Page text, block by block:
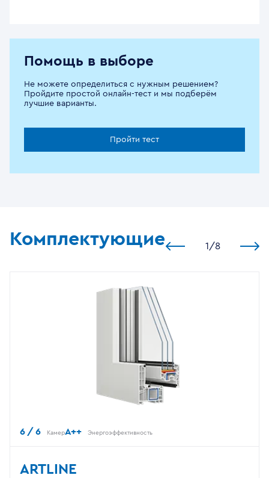
Помощь в выборе
Не можете определиться с нужным решением?
Пройдите простой онлайн-тест и мы подберём
лучшие варианты.
Пройти тест
Комплектующие 1 /8
6 / 6 КамерA++ Энергоэффективность
ARTLINE